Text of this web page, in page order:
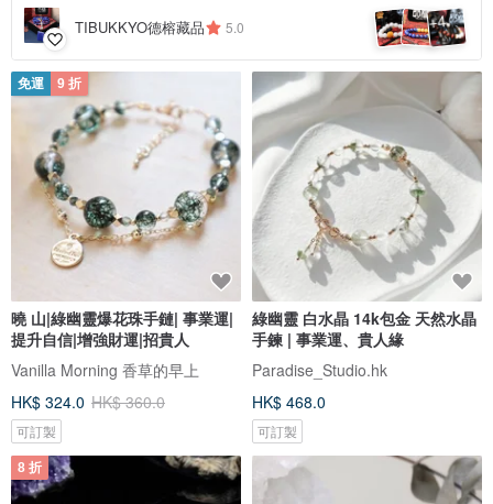
TIBUKKYO德榕藏品 5.0 +4
免運 9 折
曉 山|綠幽靈爆花珠手鏈| 事業運|
提升自信|增強財運|招貴人
Vanilla Morning 香草的早上
HK$ 324.0 HK$ 360.0
可訂製
綠幽靈 白水晶 14k包金 天然水晶
手鍊 | 事業運、貴人緣
Paradise_Studio.hk
HK$ 468.0
可訂製
8 折